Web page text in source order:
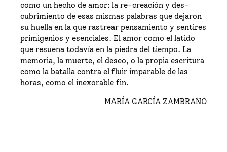
como un hecho de amor: la re-creación y des-
cubrimiento de esas mismas palabras que dejaron
su huella en la que rastrear pensamiento y sentires
primigenios y esenciales. El amor como el latido
que resuena todavía en la piedra del tiempo. La
memoria, la muerte, el deseo, o la propia escritura
como la batalla contra el fluir imparable de las
horas, como el inexorable fin.
MARÍA GARCÍA ZAMBRANO